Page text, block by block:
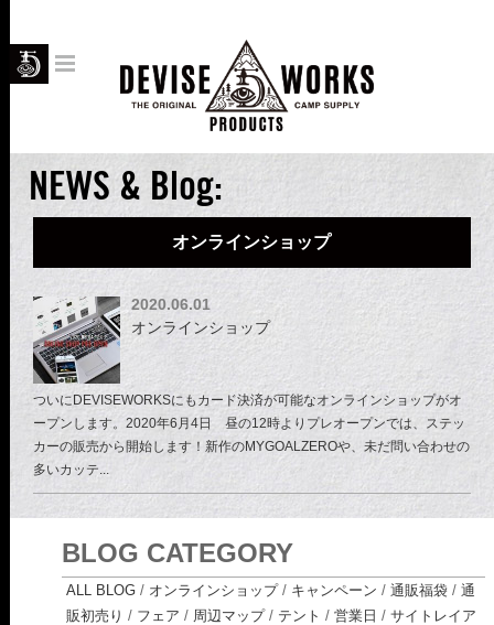
NEWS & Blog:
オンラインショップ
2020.06.01
オンラインショップ
ついにDEVISEWORKSにもカード決済が可能なオンラインショップがオ
ープンします。2020年6月4日 昼の12時よりプレオープンでは、ステッ
カーの販売から開始します！新作のMYGOALZEROや、未だ問い合わせの
多いカッテ...
BLOG CATEGORY
ALL BLOG / オンラインショップ/ キャンペーン /通販福袋 /通
販初売り / フェア / 周辺マップ/ テント /営業日 /サイトレイア